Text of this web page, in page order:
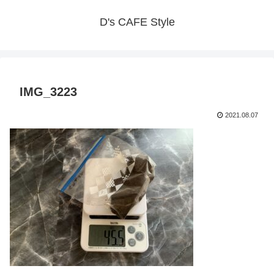
D's CAFE Style
IMG_3223
2021.08.07